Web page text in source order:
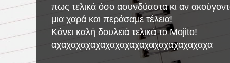
πως τελικά όσο ασυνδύαστα κι αν
μια χαρά και περάσαμε τέλεια!
Κάνει καλή δουλειά τελικά το Mojito!
αχαχαχαχαχαχαχαχαχαχαχαχαχαχαχαχα